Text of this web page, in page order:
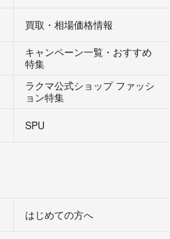
買取・相場価格情報
キャンペーン一覧・おすすめ
特集
ラクマ公式ショップ ファッシ
ョン特集
SPU
はじめての方へ